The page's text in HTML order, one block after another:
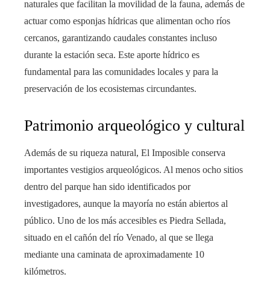
naturales que facilitan la movilidad de la fauna, además de
actuar como esponjas hídricas que alimentan ocho ríos
cercanos, garantizando caudales constantes incluso
durante la estación seca. Este aporte hídrico es
fundamental para las comunidades locales y para la
preservación de los ecosistemas circundantes.
Patrimonio arqueológico y cultural
Además de su riqueza natural, El Imposible conserva
importantes vestigios arqueológicos. Al menos ocho sitios
dentro del parque han sido identificados por
investigadores, aunque la mayoría no están abiertos al
público. Uno de los más accesibles es Piedra Sellada,
situado en el cañón del río Venado, al que se llega
mediante una caminata de aproximadamente 10
kilómetros.